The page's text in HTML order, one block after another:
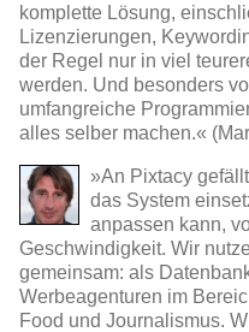
komplette Lösung,
Lizenzierungen,
der Regel nur in viel
werden. Und besonders
umfangreiche
alles selber machen.«
»An Pixtacy
das System
anpassen kann,
Geschwindigkeit. Wir
gemeinsam: als
Werbeagenturen im
Food und Journalismus.